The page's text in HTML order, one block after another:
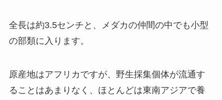
全長は約3.5センチと、メダカの仲間の中でも小型
の部類に入ります。
原産地はアフリカですが、野生採集個体が流通す
ることはあまりなく、ほとんどは東南アジアで養